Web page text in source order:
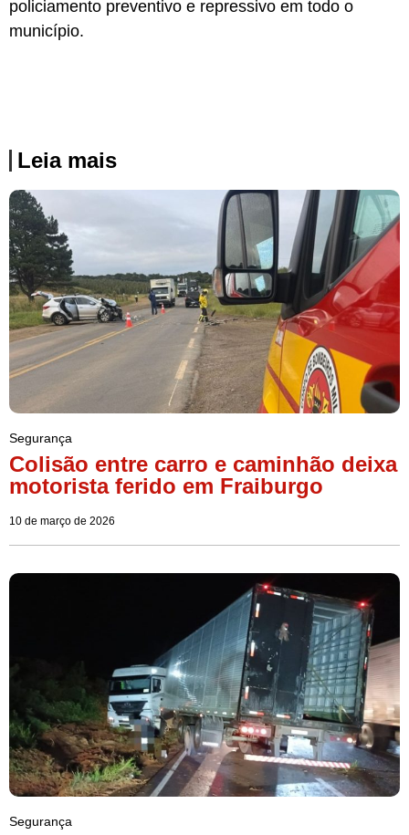
policiamento preventivo e repressivo em todo o
município.
Leia mais
Segurança
Colisão entre carro e caminhão deixa
motorista ferido em Fraiburgo
10 de março de 2026
Segurança